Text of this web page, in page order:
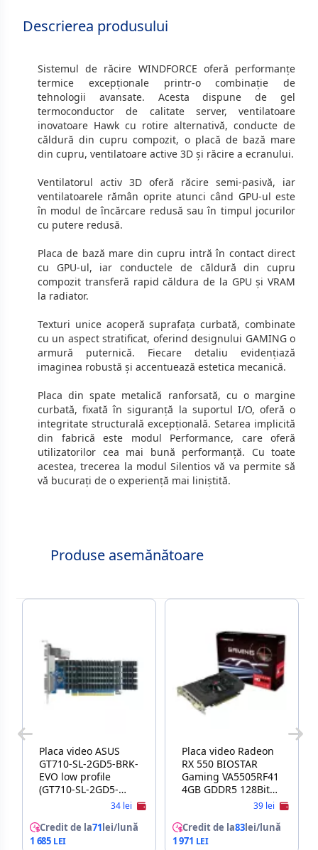
Descrierea produsului
Sistemul de răcire WINDFORCE oferă performanțe
termice excepționale printr-o combinație de
tehnologii avansate. Acesta dispune de gel
termoconductor de calitate server, ventilatoare
inovatoare Hawk cu rotire alternativă, conducte de
căldură din cupru compozit, o placă de bază mare
din cupru, ventilatoare active 3D și răcire a ecranului.
Ventilatorul activ 3D oferă răcire semi-pasivă, iar
ventilatoarele rămân oprite atunci când GPU-ul este
în modul de încărcare redusă sau în timpul jocurilor
cu putere redusă.
Placa de bază mare din cupru intră în contact direct
cu GPU-ul, iar conductele de căldură din cupru
compozit transferă rapid căldura de la GPU și VRAM
la radiator.
Texturi unice acoperă suprafața curbată, combinate
cu un aspect stratificat, oferind designului GAMING o
armură puternică. Fiecare detaliu evidențiază
imaginea robustă și accentuează estetica mecanică.
Placa din spate metalică ranforsată, cu o margine
curbată, fixată în siguranță la suportul I/O, oferă o
integritate structurală excepțională. Setarea implicită
din fabrică este modul Performance, care oferă
utilizatorilor cea mai bună performanță. Cu toate
acestea, trecerea la modul Silentios vă va permite să
vă bucurați de o experiență mai liniștită.
Produse asemănătoare
Placa video ASUS
GT710-SL-2GD5-BRK-
EVO low profile
(GT710-SL-2GD5-
34 lei
Credit de la71lei/lună
1 685
Placa video Radeon
RX 550 BIOSTAR
Gaming VA5505RF41
4GB GDDR5 128Bit
39 lei
Credit de la83lei/lună
1 971